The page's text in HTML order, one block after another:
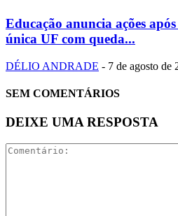
Educação anuncia ações
única UF com queda...
DÉLIO ANDRADE - 7 de agosto de
SEM COMENTÁRIOS
DEIXE UMA RESPOSTA